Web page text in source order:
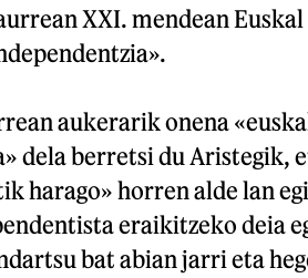
XXI. mendean
aukerarik onena
dela berretsi du Aristegik,
harago» horren alde lan
eraikitzeko deia
bat abian jarri eta